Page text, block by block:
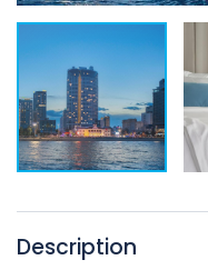
Description